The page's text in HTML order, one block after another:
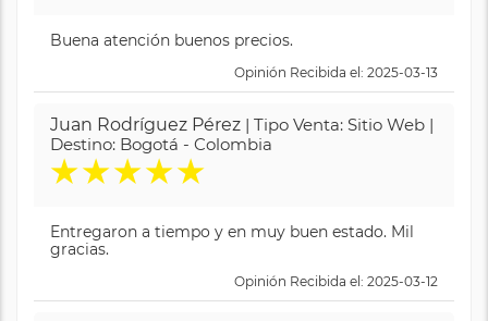
Buena atención buenos precios.
Opinión Recibida el: 2025-03-13
Juan Rodríguez Pérez | Tipo Venta: Sitio Web |
Destino: Bogotá - Colombia
★★★★★
Entregaron a tiempo y en muy buen estado. Mil
gracias.
Opinión Recibida el: 2025-03-12